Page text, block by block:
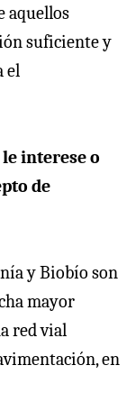
aquellos
suficiente y
el
interese o
de
y Biobío son
mayor
red vial
en